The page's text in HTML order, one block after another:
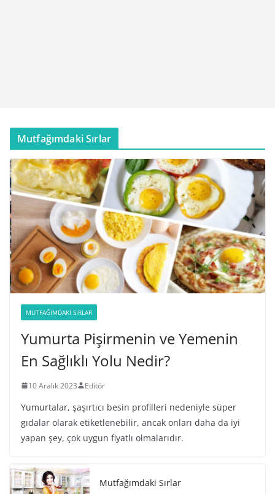
Mutfağımdaki Sırlar
MUTFAĞIMDAKI SIRLAR
Yumurta Pişirmenin ve Yemenin
En Sağlıklı Yolu Nedir?
10 Aralık 2023 Editör
Yumurtalar, şaşırtıcı besin profilleri nedeniyle süper
gıdalar olarak etiketlenebilir, ancak onları daha da iyi
yapan şey, çok uygun fiyatlı olmalarıdır.
Mutfağımdaki Sırlar